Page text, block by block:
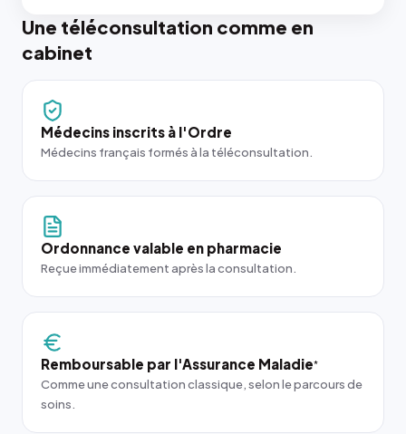
Une téléconsultation comme en
cabinet
Médecins inscrits à l'Ordre
Médecins français formés à la téléconsultation.
Ordonnance valable en pharmacie
Reçue immédiatement après la consultation.
Remboursable par l'Assurance Maladie*
Comme une consultation classique, selon le parcours de
soins.